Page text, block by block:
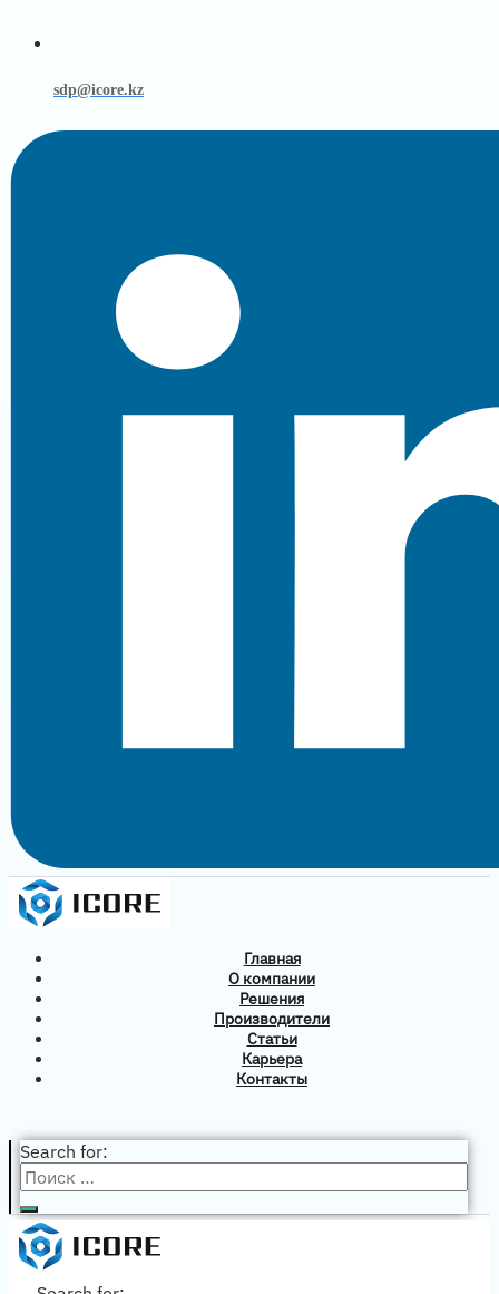
sdp@icore.kz
Главная
О компании
Решения
Производители
Статьи
Карьера
Контакты
Search for: